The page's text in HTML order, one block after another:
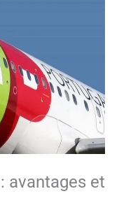
avantages et